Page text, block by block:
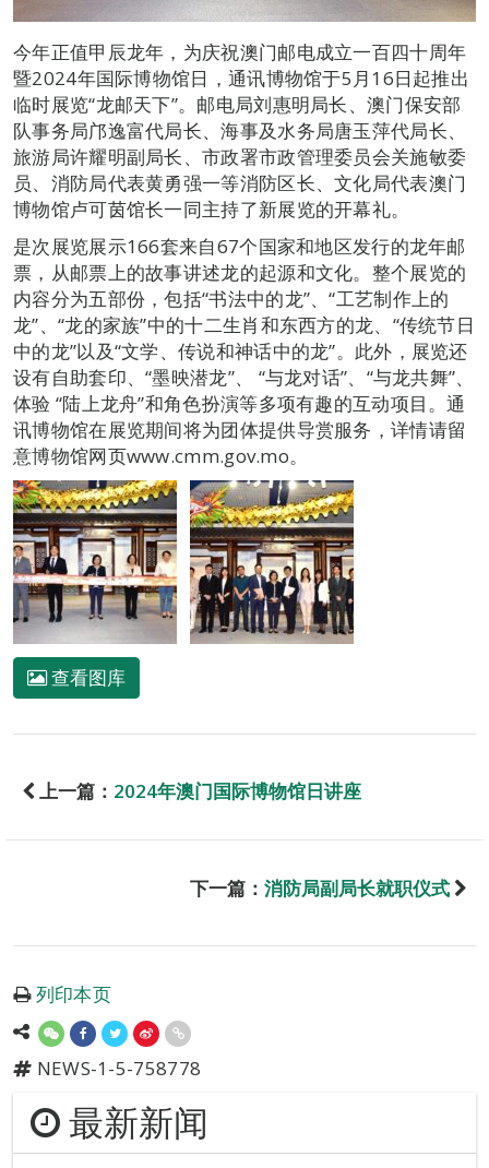
今年正值甲辰龙年，为庆祝澳门邮电成立一百四十周年
暨2024年国际博物馆日，通讯博物馆于5月16日起推出
临时展览“龙邮天下”。邮电局刘惠明局长、澳门保安部
队事务局邝逸富代局长、海事及水务局唐玉萍代局长、
旅游局许耀明副局长、市政署市政管理委员会关施敏委
员、消防局代表黄勇强一等消防区长、文化局代表澳门
博物馆卢可茵馆长一同主持了新展览的开幕礼。
是次展览展示166套来自67个国家和地区发行的龙年邮
票，从邮票上的故事讲述龙的起源和文化。整个展览的
内容分为五部份，包括“书法中的龙”、“工艺制作上的
龙”、“龙的家族”中的十二生肖和东西方的龙、“传统节日
中的龙”以及“文学、传说和神话中的龙”。此外，展览还
设有自助套印、“墨映潜龙”、 “与龙对话”、“与龙共舞”、
体验 “陆上龙舟”和角色扮演等多项有趣的互动项目。通
讯博物馆在展览期间将为团体提供导赏服务，详情请留
意博物馆网页www.cmm.gov.mo。
查看图库
上一篇： 2024年澳门国际博物馆日讲座
下一篇： 消防局副局长就职仪式
列印本页
NEWS-1-5-758778
最新新闻